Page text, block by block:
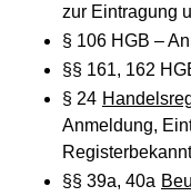
zur Eintragung
§ 106 HGB –
§§ 161, 162
§ 24
Anmeldung,
§§ 39a, 40a